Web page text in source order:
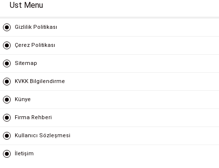
Ust Menu
Gizlilik Politikası
Çerez Politikası
Sitemap
KVKK Bilgilendirme
Künye
Firma Rehberi
Kullanıcı Sözleşmesi
İletişim